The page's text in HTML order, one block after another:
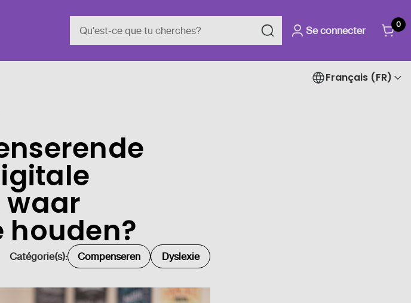
Se connecter
0
Français (FR)
waar
houden?
Catégorie(s): Compenseren Dyslexie